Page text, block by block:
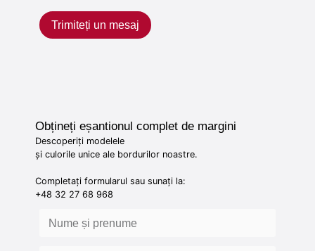
Trimiteți un mesaj
Obțineți eșantionul complet de margini
Descoperiți modelele
și culorile unice ale bordurilor noastre.
Completați formularul sau sunați la:
+48 32 27 68 968